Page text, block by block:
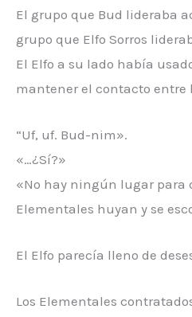
El grupo que Bud lideraba
grupo que Elfo Sorros
El Elfo a su lado había
mantener el contacto entre
“Uf, uf. Bud-nim».
«…¿Sí?»
«No hay ningún lugar para
Elementales huyan y se
El Elfo parecía lleno de
Los Elementales